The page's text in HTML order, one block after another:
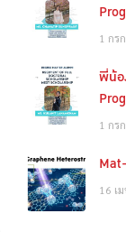
1 กร
พี่น้อ
1 กร
16 เ